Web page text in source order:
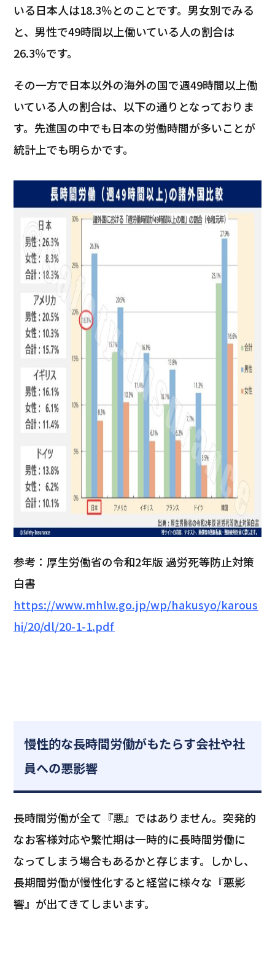
いる日本人は18.3％とのことです。男女別でみる
と、男性で49時間以上働いている人の割合は
26.3％です。
その一方で日本以外の海外の国で週49時間以上働
いている人の割合は、以下の通りとなっておりま
す。先進国の中でも日本の労働時間が多いことが
統計上でも明らかです。
参考：厚生労働省の令和2年版 過労死等防止対策
白書
https://www.mhlw.go.jp/wp/hakusyo/karous
hi/20/dl/20-1-1.pdf
慢性的な長時間労働がもたらす会社や社
員への悪影響
長時間労働が全て『悪』ではありません。突発的
なお客様対応や繁忙期は一時的に長時間労働に
なってしまう場合もあるかと存じます。しかし、
長期間労働が慢性化すると経営に様々な『悪影
響』が出てきてしまいます。